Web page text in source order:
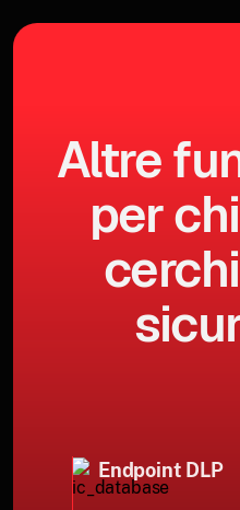
Altre
per
Endpoint DLP